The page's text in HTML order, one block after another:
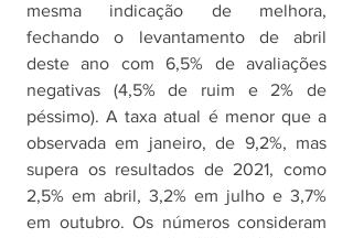
mesma indicação de melhora,
fechando o levantamento de abril
deste ano com 6,5% de avaliações
negativas (4,5% de ruim e 2% de
péssimo). A taxa atual é menor que a
observada em janeiro, de 9,2%, mas
supera os resultados de 2021, como
2,5% em abril, 3,2% em julho e 3,7%
em outubro. Os números consideram